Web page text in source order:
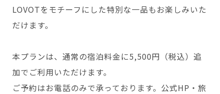
LOVOTをモチーフにした特別な一品もお楽しみいた
だけます。
本プランは、通常の宿泊料金に5,500円（税込）追
加でご利用いただけます。
ご予約はお電話のみで承っております。公式HP・旅